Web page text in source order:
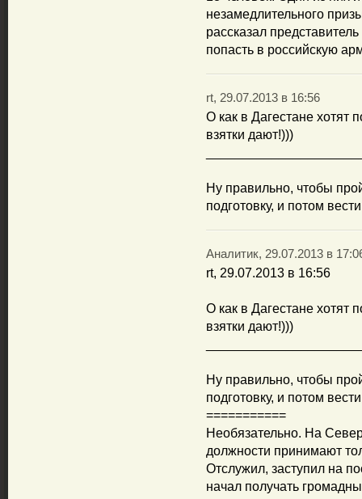
незамедлительного
рассказал
попасть в российскую
rt, 29.07.2013 в 16:56
О как в Дагестане хотят
взятки дают!)))
Ну правильно, чтобы
подготовку, и потом
Аналитик, 29.07.2013 в
rt, 29.07.2013 в 16:56
О как в Дагестане хотят
взятки дают!)))
Ну правильно, чтобы
подготовку, и потом
===========
Необязательно. На
должности принимают
Отслужил, заступил на
начал получать